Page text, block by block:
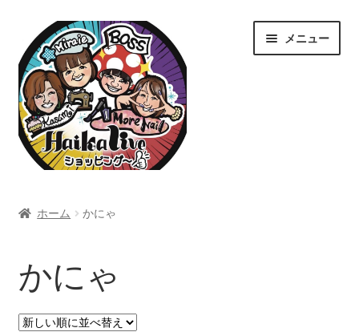
ビ
ゲ
ー
シ
ョ
ン
キ
ン
テ
ン
ツ
へ
ス
プ
メニュー
カート
ショップ
ホーム かにゃ
かにゃ